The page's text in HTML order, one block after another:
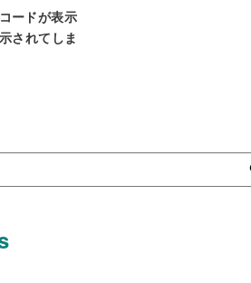
ードが表示
されてしま